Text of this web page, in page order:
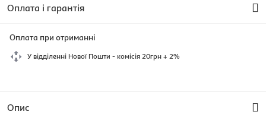
Оплата і гарантія
Оплата при отриманні
У відділенні Нової Пошти - комісія 20грн + 2%
Опис